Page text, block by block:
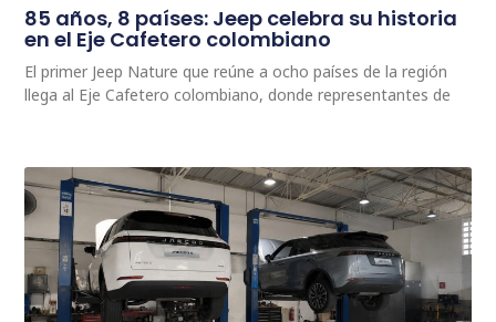
85 años, 8 países: Jeep celebra su historia
en el Eje Cafetero colombiano
El primer Jeep Nature que reúne a ocho países de la región
llega al Eje Cafetero colombiano, donde representantes de